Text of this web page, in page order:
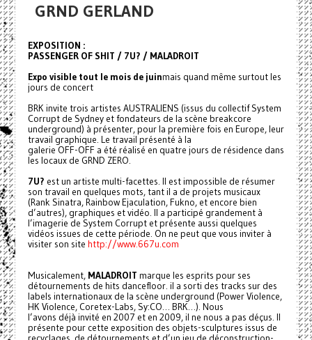
GRND GERLAND
EXPOSITION :
PASSENGER OF SHIT / 7U? / MALADROIT
Expo visible tout le mois de juinmais quand même surtout les
jours de concert
BRK invite trois artistes AUSTRALIENS (issus du collectif System
Corrupt de Sydney et fondateurs de la scène breakcore
underground) à présenter, pour la première fois en Europe, leur
travail graphique. Le travail présenté à la
galerie OFF-OFF a été réalisé en quatre jours de résidence dans
les locaux de GRND ZERO.
7U? est un artiste multi-facettes. Il est impossible de résumer
son travail en quelques mots, tant il a de projets musicaux
(Rank Sinatra, Rainbow Ejaculation, Fukno, et encore bien
d’autres), graphiques et vidéo. Il a participé grandement à
l’imagerie de System Corrupt et présente aussi quelques
vidéos issues de cette période. On ne peut que vous inviter à
visiter son site http://www.667u.com
Musicalement, MALADROIT marque les esprits pour ses
détournements de hits dancefloor. il a sorti des tracks sur des
labels internationaux de la scène underground (Power Violence,
HK Violence, Coretex-Labs, Sy:CO… BRK…). Nous
l’avons déjà invité en 2007 et en 2009, il ne nous a pas déçus. Il
présente pour cette exposition des objets-sculptures issus de